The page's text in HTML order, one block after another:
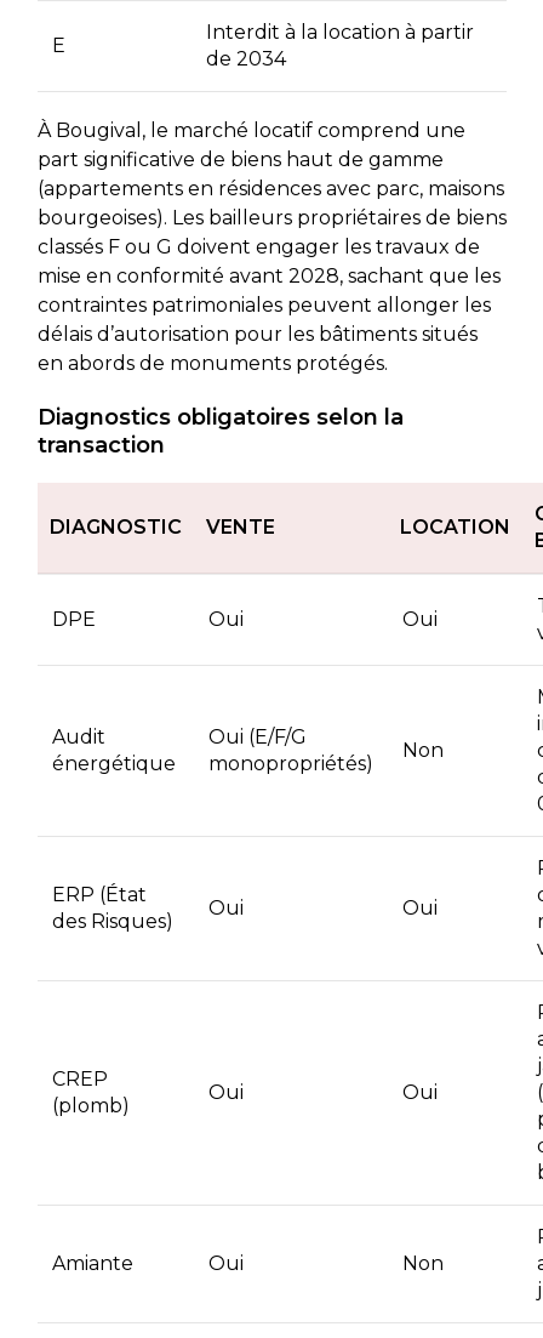
E
Interdit à la location à partir
de 2034
À Bougival, le marché locatif comprend une
part significative de biens haut de gamme
(appartements en résidences avec parc, maisons
bourgeoises). Les bailleurs propriétaires de biens
classés F ou G doivent engager les travaux de
mise en conformité avant 2028, sachant que les
contraintes patrimoniales peuvent allonger les
délais d’autorisation pour les bâtiments situés
en abords de monuments protégés.
Diagnostics obligatoires selon la
transaction
DIAGNOSTIC VENTE LOCATION
DPE Oui Oui
Audit
énergétique
Oui (E/F/G
monopropriétés)
Non
ERP (État
des Risques)
Oui Oui
CREP
(plomb)
Oui Oui
Amiante Oui Non